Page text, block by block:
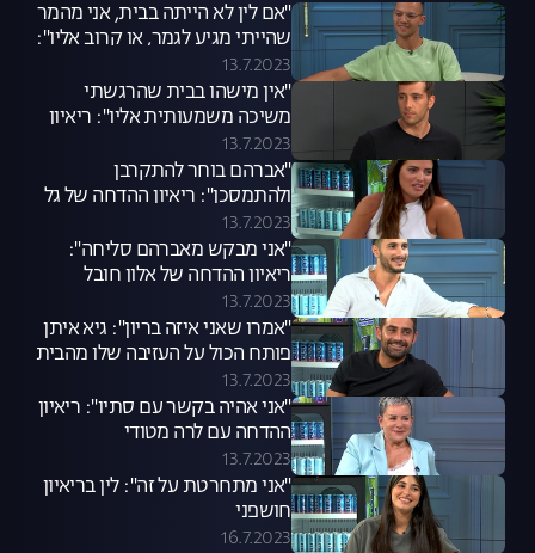
"אם לין לא הייתה בבית, אני מהמר
שהייתי מגיע לגמר, או קרוב אליו":
ריאיון ההדחה עם רוי
13.7.2023
"אין מישהו בבית שהרגשתי
משיכה משמעותית אליו": ריאיון
ההדחה עם עידן
13.7.2023
"אברהם בוחר להתקרבן
ולהתמסכן": ריאיון ההדחה של גל
קספרס
13.7.2023
"אני מבקש מאברהם סליחה":
ריאיון ההדחה של אלון חובל
13.7.2023
"אמרו שאני איזה בריון": גיא איתן
פותח הכול על העזיבה שלו מהבית
13.7.2023
"אני אהיה בקשר עם סתיו": ריאיון
ההדחה עם לרה מטודי
13.7.2023
"אני מתחרטת על זה": לין בריאיון
חושפני
16.7.2023